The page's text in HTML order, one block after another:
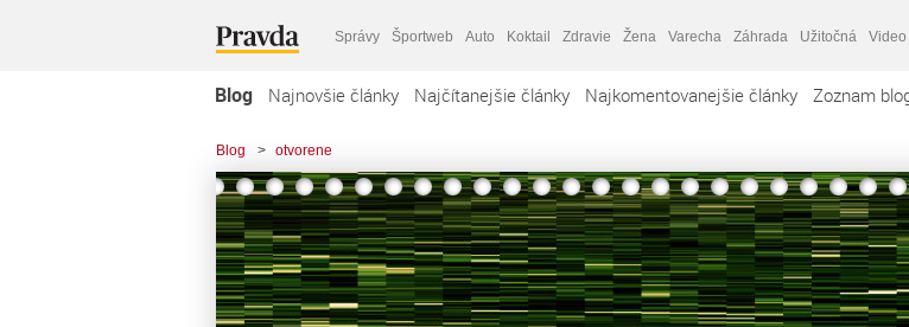
Správy Športweb Auto Koktail Zdravie Žena Varecha Záhrada Užitočná Video
Blog Najnovšie články Najčítanejšie články Najkomentovanejšie články Zoznam
Blog > otvorene